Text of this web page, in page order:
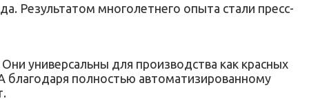
Результатом многолетнего опыта стали пресс-
универсальны для производства как красных
благодаря полностью автоматизированному